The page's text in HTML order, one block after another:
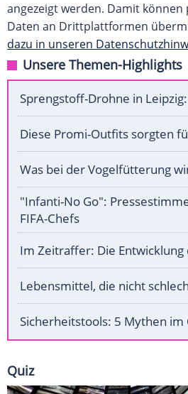
angezeigt werden. Damit
Daten an Drittplattformen
dazu in unseren
Unsere Themen-Highlights
Sprengstoff-Drohne in
Diese Promi-Outfits sorgten
Was bei der Vogelfütterung
"Infanti-No Go":
FIFA-Chefs
Im Zeitraffer: Die Entwicklung
Lebensmittel, die nicht
Sicherheitstools: 5 Mythen im
Quiz